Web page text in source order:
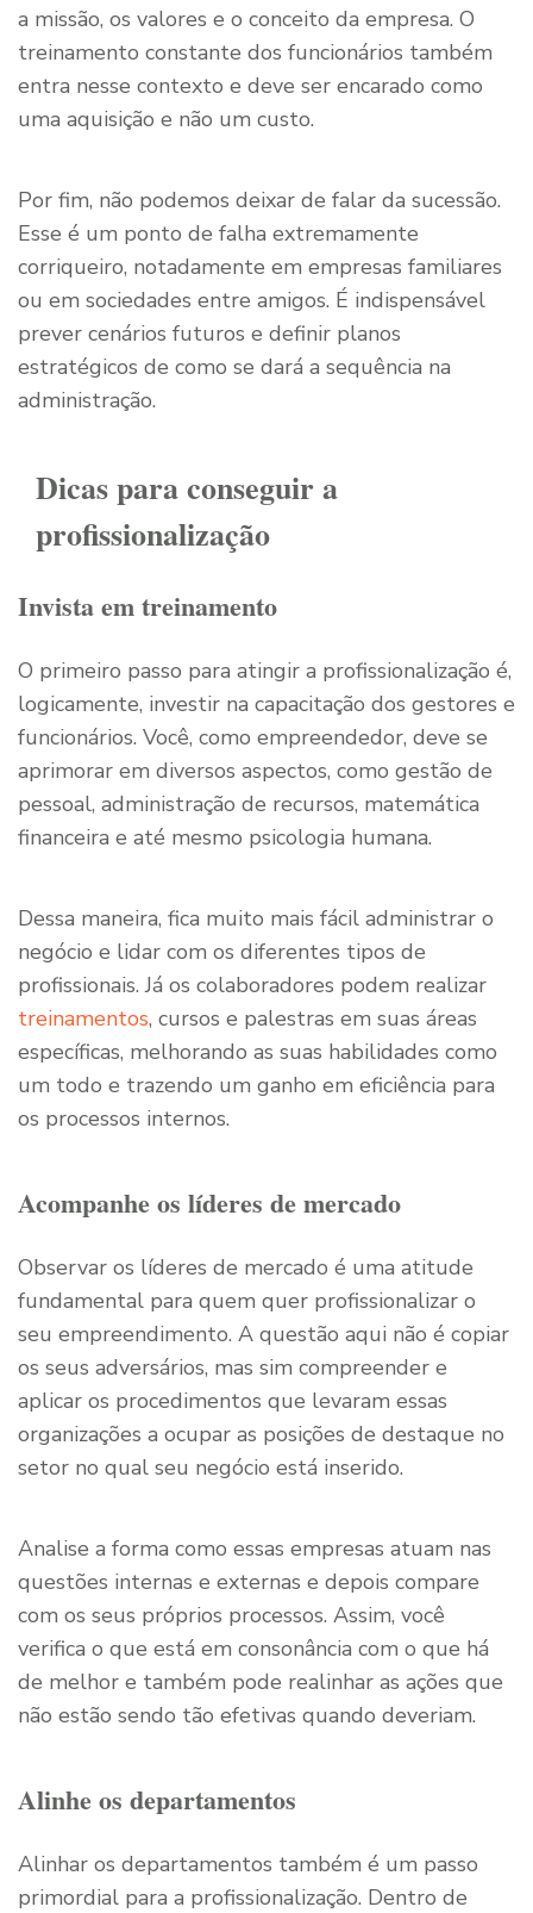
a missão, os valores e o conceito da empresa. O
treinamento constante dos funcionários também
entra nesse contexto e deve ser encarado como
uma aquisição e não um custo.
Por fim, não podemos deixar de falar da sucessão.
Esse é um ponto de falha extremamente
corriqueiro, notadamente em empresas familiares
ou em sociedades entre amigos. É indispensável
prever cenários futuros e definir planos
estratégicos de como se dará a sequência na
administração.
Dicas para conseguir a
profissionalização
Invista em treinamento
O primeiro passo para atingir a profissionalização é,
logicamente, investir na capacitação dos gestores e
funcionários. Você, como empreendedor, deve se
aprimorar em diversos aspectos, como gestão de
pessoal, administração de recursos, matemática
financeira e até mesmo psicologia humana.
Dessa maneira, fica muito mais fácil administrar o
negócio e lidar com os diferentes tipos de
profissionais. Já os colaboradores podem realizar
treinamentos, cursos e palestras em suas áreas
específicas, melhorando as suas habilidades como
um todo e trazendo um ganho em eficiência para
os processos internos.
Acompanhe os líderes de mercado
Observar os líderes de mercado é uma atitude
fundamental para quem quer profissionalizar o
seu empreendimento. A questão aqui não é copiar
os seus adversários, mas sim compreender e
aplicar os procedimentos que levaram essas
organizações a ocupar as posições de destaque no
setor no qual seu negócio está inserido.
Analise a forma como essas empresas atuam nas
questões internas e externas e depois compare
com os seus próprios processos. Assim, você
verifica o que está em consonância com o que há
de melhor e também pode realinhar as ações que
não estão sendo tão efetivas quando deveriam.
Alinhe os departamentos
Alinhar os departamentos também é um passo
primordial para a profissionalização. Dentro de